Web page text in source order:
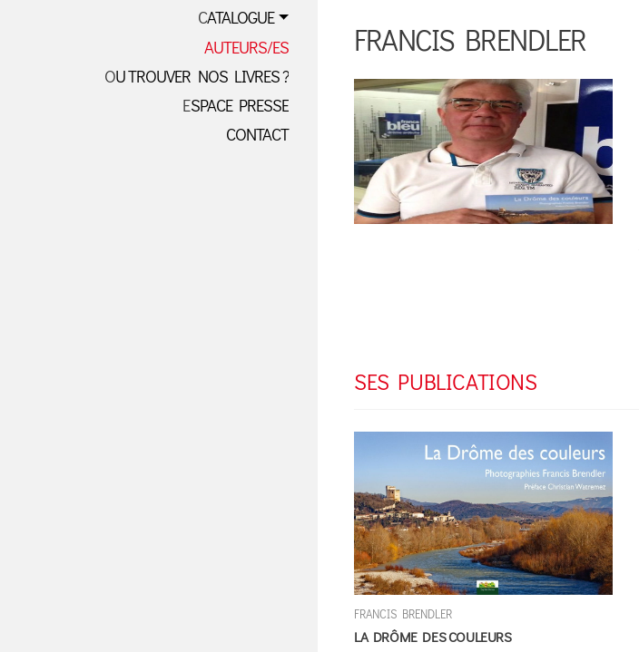
CATALOGUE
AUTEURS/ES
OU TROUVER NOS LIVRES ?
ESPACE PRESSE
CONTACT
FRANCIS BRENDLER
SES PUBLICATIONS
FRANCIS BRENDLER
LA DRÔME DES COULEURS